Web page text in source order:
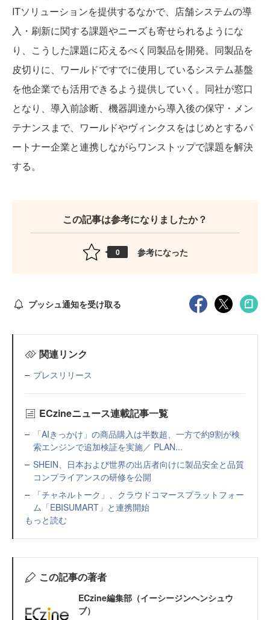
ITソリューションを提供するなかで、店舗システムの導
入・刷新に関する課題やニーズも寄せられるようにな
り、こうした課題に応えるべく同製品を開発。同製品を
皮切りに、ワールドですでに使用しているシステム基盤
を他企業でも活用できるよう提供していく。同社が窓口
となり、導入前診断、機器調達から導入後の保守・メン
テナンスまで、ワールドやヴィンクスをはじめとするパ
ートナー企業と連携しながらワンストップで課題を解決
する。
この記事は参考になりましたか？
0 参考になった
プッシュ通知を受け取る
関連リンク
プレスリリース
ECzineニュース連載記事一覧
「AIきっかけ」の商品購入は半数超、一方で約9割が検
索エンジンで追加検証を実施／ PLAN...
SHEIN、日本および世界の出店者向けに製品安全と品質
コンプライアンスの研修を公開
「チャネルトーク」、クラウドコマースプラットフォー
ム「EBISUMART」と連携開始
もっと読む
この記事の著者
ECzine編集部（イーシージンヘンシュウ
ブ）